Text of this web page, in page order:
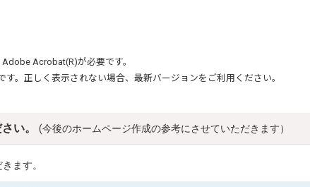
Adobe Acrobat(R)が必要です。
す。正しく表示されない場合、最新バージョンをご利用ください。